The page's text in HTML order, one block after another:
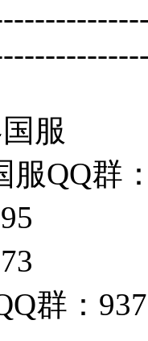
服
服QQ群
群：